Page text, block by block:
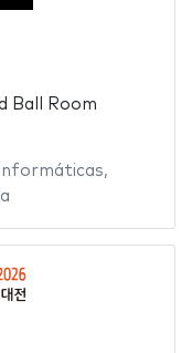
Ball Room
informáticas,